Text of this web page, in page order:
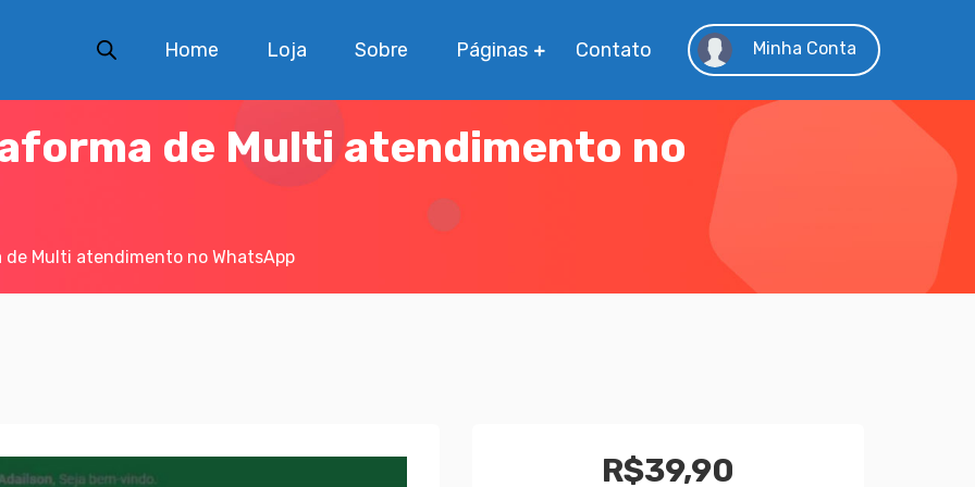
Home Loja Sobre Páginas Contato Minha Conta
de Multi atendimento no
Multi atendimento no WhatsApp
R$39,90